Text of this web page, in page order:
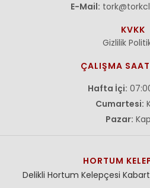
E-Mail:
KVKK
Gizlilik
ÇALIŞMA
Hafta İçi:
Cumartesi:
Pazar:
HORTUM
Delikli Hortum Kelepçesi